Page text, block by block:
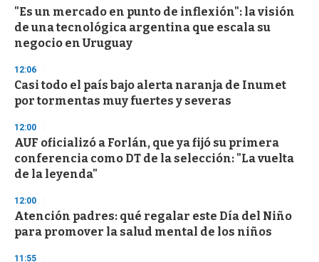
"Es un mercado en punto de inflexión": la visión
de una tecnológica argentina que escala su
negocio en Uruguay
12:06
Casi todo el país bajo alerta naranja de Inumet
por tormentas muy fuertes y severas
12:00
AUF oficializó a Forlán, que ya fijó su primera
conferencia como DT de la selección: "La vuelta
de la leyenda"
12:00
Atención padres: qué regalar este Día del Niño
para promover la salud mental de los niños
11:55